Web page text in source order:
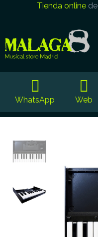
Tienda onlinede
WhatsApp Web